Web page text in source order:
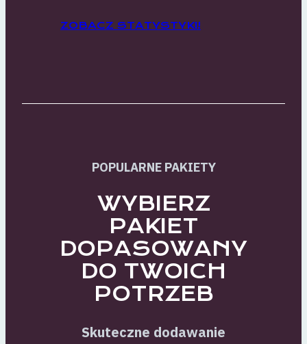
ZOBACZ STATYSTYKI!
POPULARNE PAKIETY
WYBIERZ
PAKIET
DOPASOWANY
DO TWOICH
POTRZEB
Skuteczne dodawanie